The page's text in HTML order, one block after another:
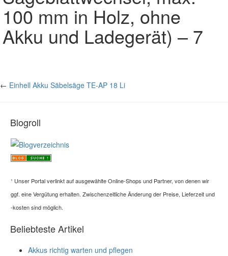
100 mm in Holz, ohne
Akku und Ladegerät) – 7
← Einhell Akku Säbelsäge TE-AP 18 Li
Blogroll
¹ Unser Portal verlinkt auf ausgewählte Online-Shops und Partner, von denen wir
ggf. eine Vergütung erhalten. Zwischenzeitliche Änderung der Preise, Lieferzeit und
-kosten sind möglich.
Beliebteste Artikel
Akkus richtig warten und pflegen